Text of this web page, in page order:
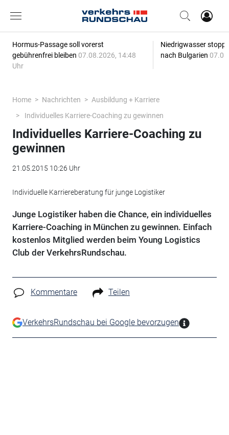
Hormus-Passage soll vorerst
gebührenfrei bleiben 07.08.2026, 14:48
Uhr
Niedrigwasser
nach Bulgarien
Home Nachrichten
Ausbildung + Karriere
Individuelles Karriere-Coaching zu gewinnen
Individuelles Karriere-Coaching zu
gewinnen
21.05.2015 10:26 Uhr
Individuelle Karriereberatung für junge Logistiker
Junge Logistiker haben die Chance, ein individuelles
Karriere-Coaching in München zu gewinnen. Einfach
kostenlos Mitglied werden beim Young Logistics
Club der VerkehrsRundschau.
Kommentare Teilen
VerkehrsRundschau bei Google bevorzugen